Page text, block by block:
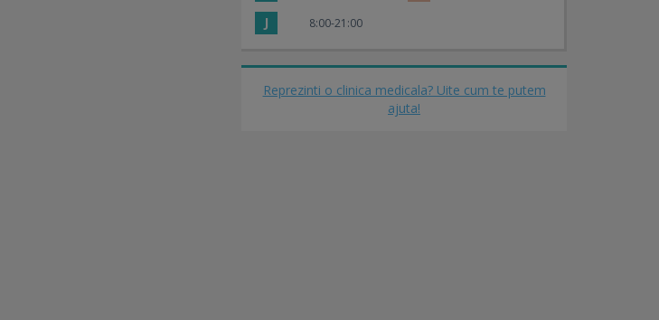
J 8:00-21:00
Reprezinti o clinica medicala? Uite cum te putem
ajuta!